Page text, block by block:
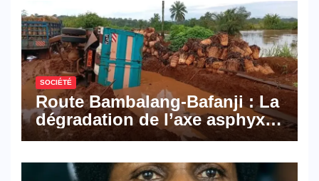
SOCIÉTÉ
Route Bambalang-Bafanji : La
dégradation de l’axe asphyxie
les activités économiques